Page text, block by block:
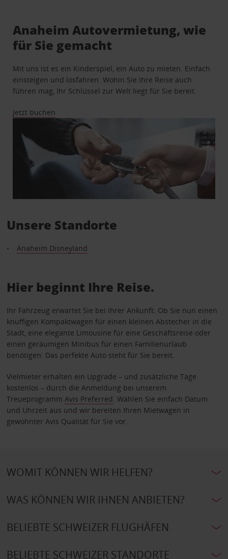
Anaheim Autovermietung, wie
für Sie gemacht
Mit uns ist es ein Kinderspiel, ein Auto zu mieten. Einfach
einsteigen und losfahren. Wohin Sie Ihre Reise auch
führen mag, Ihr Schlüssel zur Welt liegt für Sie bereit.
Jetzt buchen
Unsere Standorte
Anaheim Disneyland
Hier beginnt Ihre Reise.
Ihr Fahrzeug erwartet Sie bei Ihrer Ankunft. Ob Sie nun einen
knuffigen Kompaktwagen für einen kleinen Abstecher in die
Stadt, eine elegante Limousine für eine Geschäftsreise oder
einen geräumigen Minibus für einen Familienurlaub
benötigen: Das perfekte Auto steht für Sie bereit.
Vielmieter erhalten ein Upgrade – und zusätzliche Tage
kostenlos – durch die Anmeldung bei unserem
Treueprogramm Avis Preferred . Wählen Sie einfach Datum
und Uhrzeit aus und wir bereiten Ihren Mietwagen in
gewohnter Avis Qualität für Sie vor.
WOMIT KÖNNEN WIR HELFEN?
WAS KÖNNEN WIR IHNEN ANBIETEN?
BELIEBTE SCHWEIZER FLUGHÄFEN
BELIEBTE SCHWEIZER STANDORTE